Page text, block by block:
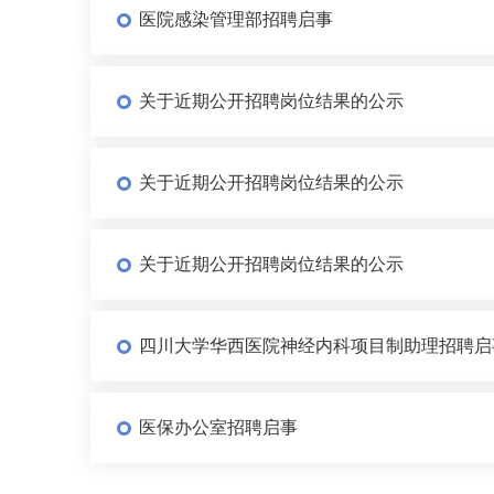
医院感染管理部招聘启事
关于近期公开招聘岗位结果的公示
关于近期公开招聘岗位结果的公示
关于近期公开招聘岗位结果的公示
四川大学华西医院神经内科项目制助理招聘
医保办公室招聘启事